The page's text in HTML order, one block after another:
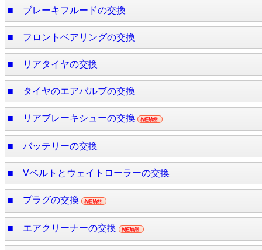
■ ブレーキフルードの交換
■ フロントベアリングの交換
■ リアタイヤの交換
■ タイヤのエアバルブの交換
■ リアブレーキシューの交換 NEW!!
■ バッテリーの交換
■ Vベルトとウェイトローラーの交換
■ プラグの交換 NEW!!
■ エアクリーナーの交換 NEW!!